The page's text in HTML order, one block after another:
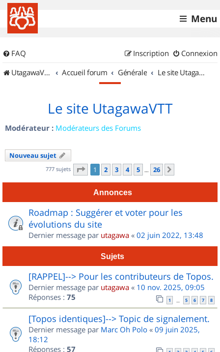
Menu
FAQ Connexion
Inscription
UtagawaVTT (Randos VTT et VTTAE avec traces GPS)
Accueil forum Générale Le site UtagawaVTT
Le site UtagawaVTT
Modérateur : Modérateurs des Forums
Nouveau sujet
777 sujets Page 1sur
1 2 3 4 5 … 26
Annonces
Roadmap : Suggérer et voter pour les
évolutions du site
Dernier message par utagawa « 02 juin 2022, 13:48
Sujets
[RAPPEL]--> Pour les contributeurs de Topos.
Dernier message par utagawa « 10 nov. 2025, 09:05
Réponses : 75 1 … 5 6 7 8
[Topos identiques]--> Topic de signalement.
Dernier message par Marc Oh Polo « 09 juin 2025,
18:12
Réponses : 57